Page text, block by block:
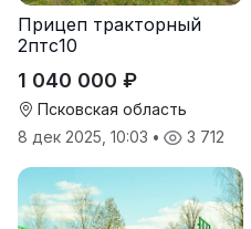
Прицеп тракторный
2птс10
1 040 000 ₽
Псковская область
8 дек 2025, 10:03 • 3 712